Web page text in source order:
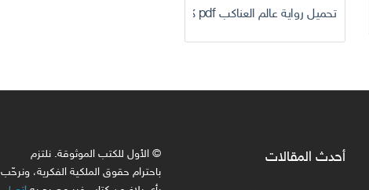
تحميل رواية عالم العناكب pdf كامل
أحدث المقالات
© الأول للكتب الموثوقة. نلتزم
باحترام حقوق الملكية الفكرية، ونرحّب